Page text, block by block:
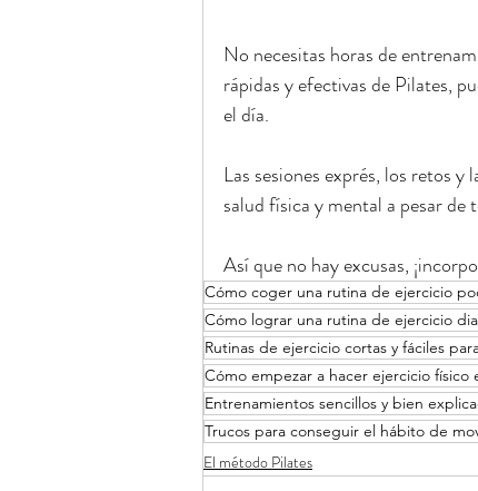
No necesitas horas de
rápidas y efectivas de Pilates,
el día.
Las sesiones exprés, los retos y
salud física y mental a pesar de
Así que no hay excusas,
Cómo coger una rutina de ejercicio
Cómo lograr una rutina de ejercicio
Rutinas de ejercicio cortas y fáciles
Cómo empezar a hacer ejercicio
Entrenamientos sencillos y bien
Trucos para conseguir el hábito de
El método Pilates